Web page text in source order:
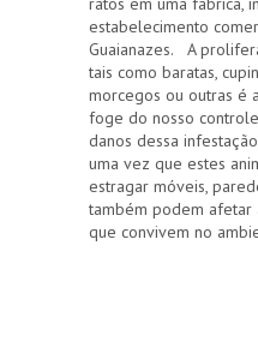
estabelecimento
Guaianazes. A
tais como baratas,
morcegos ou outras é
foge do nosso
danos dessa
uma vez que estes
estragar móveis,
também podem afetar
que convivem no